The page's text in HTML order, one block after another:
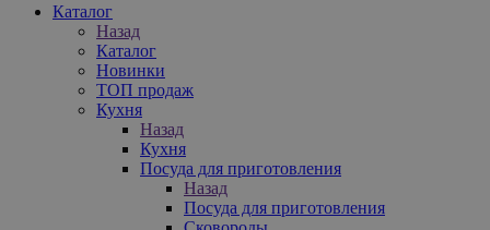
Каталог
Назад
Каталог
Новинки
ТОП продаж
Кухня
Назад
Кухня
Посуда для приготовления
Назад
Посуда для приготовления